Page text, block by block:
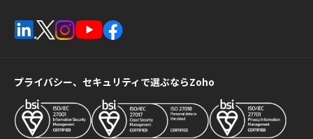
プライバシー、セキュリティで選ぶならZoho